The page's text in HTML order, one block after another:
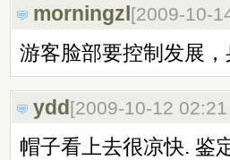
morningzl [2009-10-
游客脸部要控制发展
ydd [2009-10-12
帽子看上去很凉快. 鉴